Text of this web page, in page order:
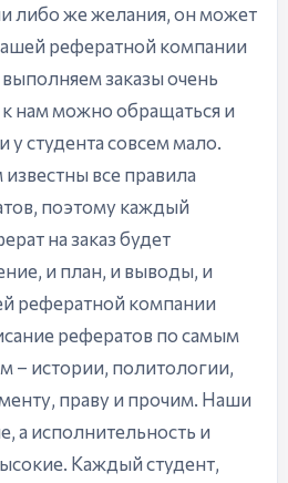
либо же желания, он может
рефератной компании
заказы очень
нам можно обращаться и
у студента совсем мало.
все правила
поэтому каждый
на заказ будет
и план, и выводы, и
рефератной компании
рефератов по самым
– истории, политологии,
праву и прочим. Наши
а исполнительность и
Каждый студент,